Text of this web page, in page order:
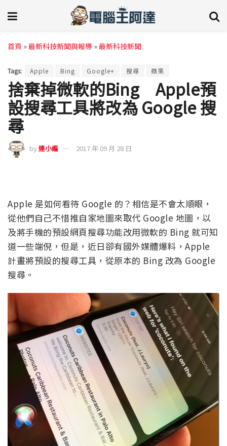
首頁 »最新科技新聞與報導 »最新科技新聞
Tags: Apple Bing Google+ 搜尋 蘋果
捨棄掉微軟的Bing Apple預
設搜尋工具將改為 Google 搜
尋
by達小編 2017 年 09 月 28 日
Apple 是如何看待 Google 的？相信是不會太順眼，
從他們自己不惜推自家地圖來取代 Google 地圖，以
及將手機的預設網頁搜尋功能改用微軟的 Bing 就可知
道一些端倪，但是，近日卻有國外媒體爆料，Apple
計畫將預設的搜尋工具，從原本的 Bing 改為 Google
搜尋。